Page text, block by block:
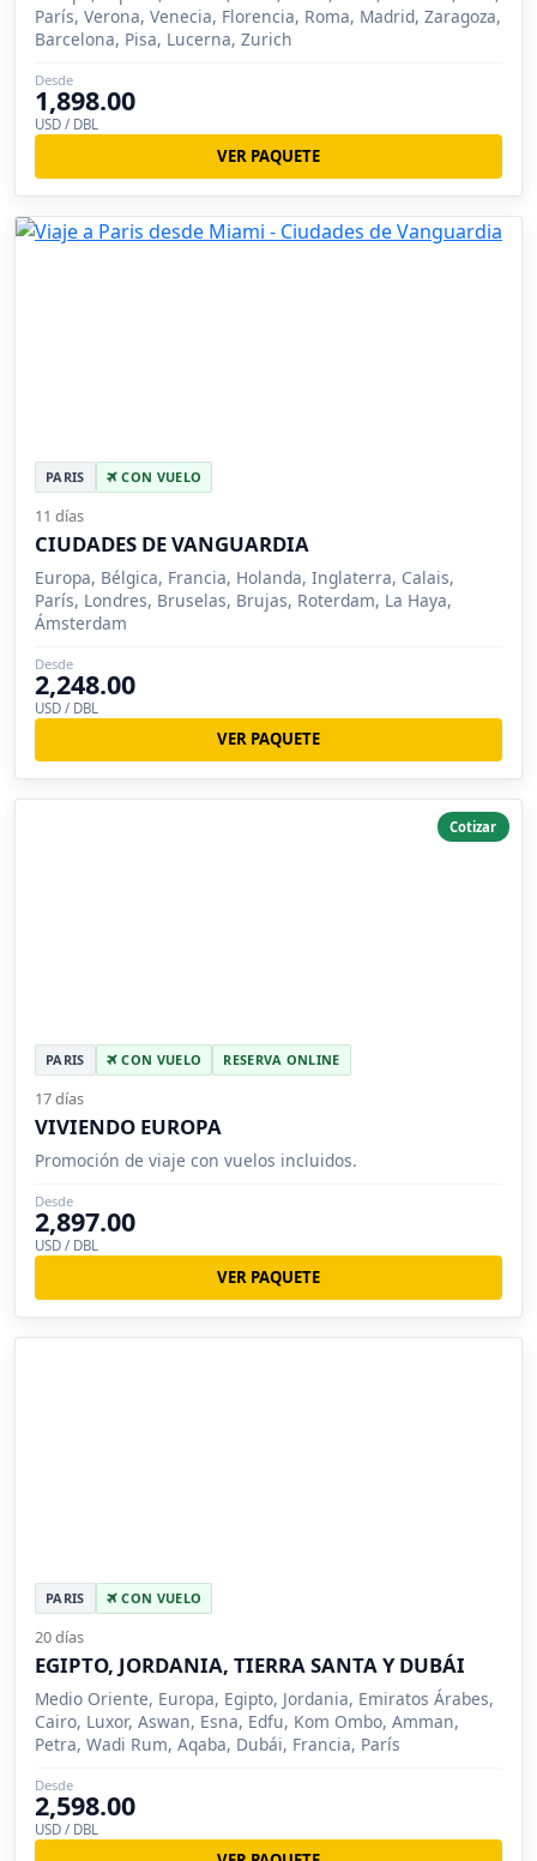
París, Verona, Venecia, Florencia, Roma, Madrid, Zaragoza,
Barcelona, Pisa, Lucerna, Zurich
Desde
1,898.00
USD / DBL
VER PAQUETE
PARIS CON VUELO
11 días
CIUDADES DE VANGUARDIA
Europa, Bélgica, Francia, Holanda, Inglaterra, Calais,
París, Londres, Bruselas, Brujas, Roterdam, La Haya,
Ámsterdam
Desde
2,248.00
USD / DBL
VER PAQUETE
Cotizar
PARIS CON VUELO RESERVA ONLINE
17 días
VIVIENDO EUROPA
Promoción de viaje con vuelos incluidos.
Desde
2,897.00
USD / DBL
VER PAQUETE
PARIS CON VUELO
20 días
EGIPTO, JORDANIA, TIERRA SANTA Y DUBÁI
Medio Oriente, Europa, Egipto, Jordania, Emiratos Árabes,
Cairo, Luxor, Aswan, Esna, Edfu, Kom Ombo, Amman,
Petra, Wadi Rum, Aqaba, Dubái, Francia, París
Desde
2,598.00
USD / DBL